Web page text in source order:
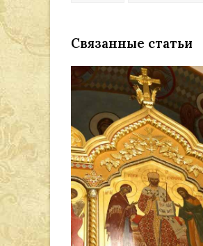
Связанные статьи